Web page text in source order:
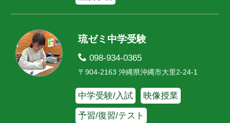
琉ゼミ中学受験
098-934-0365
〒904-2163 沖縄県沖縄市大里2-24-1
中学受験/入試 映像授業
予習/復習/テスト